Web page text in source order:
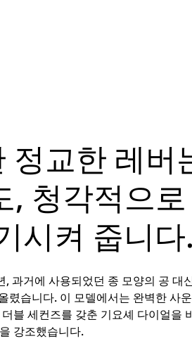
교한 레버
, 청각적으
시켜 줍니다.
과거에 사용되었던 종 모양의 공 대
습니다. 이 모델에서는 완벽한 사
블 세컨즈를 갖춘 기요셰 다이얼을
강조했습니다.